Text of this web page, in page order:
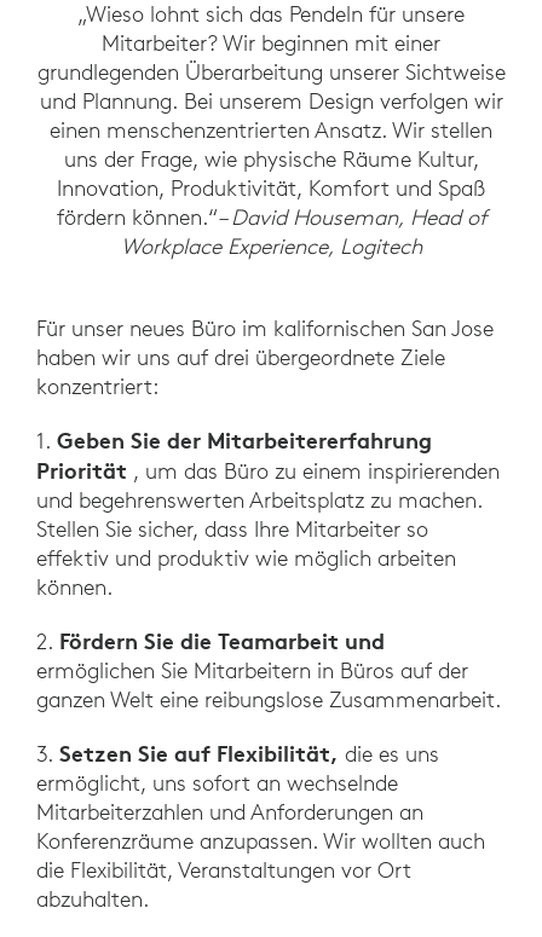
„Wieso lohnt sich das Pendeln für unsere
Mitarbeiter? Wir beginnen mit einer
grundlegenden Überarbeitung unserer Sichtweise
und Plannung. Bei unserem Design verfolgen wir
einen menschenzentrierten Ansatz. Wir stellen
uns der Frage, wie physische Räume Kultur,
Innovation, Produktivität, Komfort und Spaß
fördern können.“– David Houseman, Head of
Workplace Experience, Logitech
Für unser neues Büro im kalifornischen San Jose
haben wir uns auf drei übergeordnete Ziele
konzentriert:
1. Geben Sie der Mitarbeitererfahrung
Priorität , um das Büro zu einem inspirierenden
und begehrenswerten Arbeitsplatz zu machen.
Stellen Sie sicher, dass Ihre Mitarbeiter so
effektiv und produktiv wie möglich arbeiten
können.
2. Fördern Sie die Teamarbeit und
ermöglichen Sie Mitarbeitern in Büros auf der
ganzen Welt eine reibungslose Zusammenarbeit.
3. Setzen Sie auf Flexibilität, die es uns
ermöglicht, uns sofort an wechselnde
Mitarbeiterzahlen und Anforderungen an
Konferenzräume anzupassen. Wir wollten auch
die Flexibilität, Veranstaltungen vor Ort
abzuhalten.